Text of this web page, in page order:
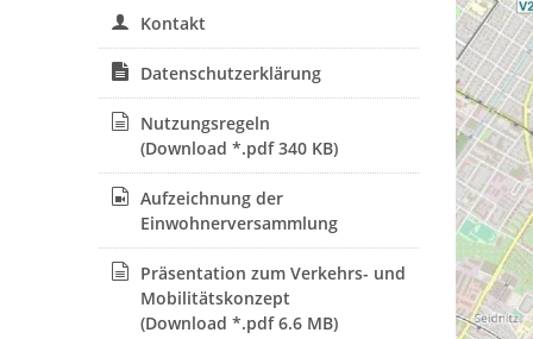
Kontakt
Datenschutzerklärung
Nutzungsregeln
(Download *.pdf 340 KB)
Aufzeichnung der
Einwohnerversammlung
Präsentation zum Verkehrs- und
Mobilitätskonzept
(Download *.pdf 6.6 MB)